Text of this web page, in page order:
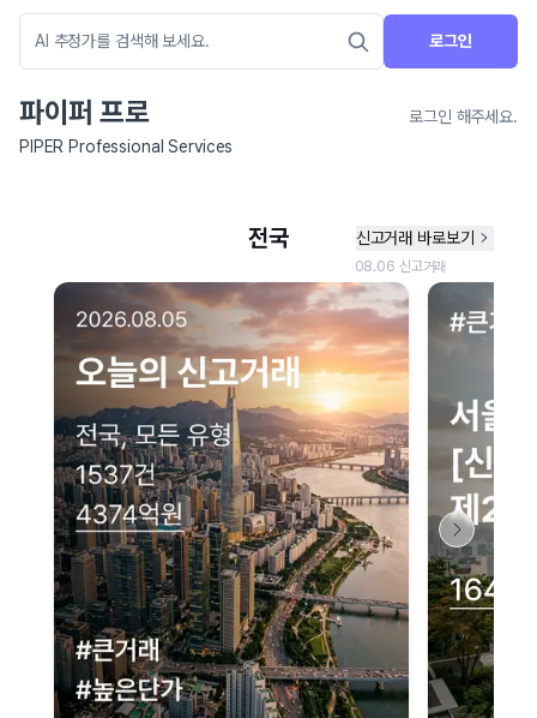
로그인
파이퍼 프로
로그인 해주세요.
PIPER Professional Services
네이버 지도 연결 안내
현재 네이버 지도 연결이 원활하지 않아 지도를 불러올 수 없습니다.
이용에 불편을 드려 죄송합니다.
다시 시도